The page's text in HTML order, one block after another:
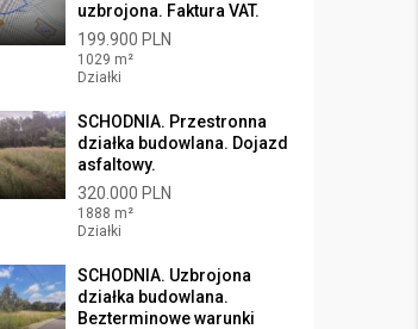
uzbrojona. Faktura VAT.
199.900 PLN
1029 m²
Działki
SCHODNIA. Przestronna
działka budowlana. Dojazd
asfaltowy.
320.000 PLN
1888 m²
Działki
SCHODNIA. Uzbrojona
działka budowlana.
Bezterminowe warunki